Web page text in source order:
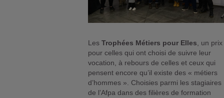
Les Trophées Métiers pour Elles , un prix
pour celles qui ont choisi de suivre leur
vocation, à rebours de celles et ceux qui
pensent encore qu’il existe des « métiers
d’hommes ». Choisies parmi les stagiaires
de l’Afpa dans des filières de formation